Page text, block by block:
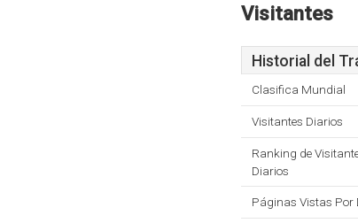
Visitantes
Historial del
Clasifica Mundial
Visitantes Diarios
Ranking de
Diarios
Páginas Vistas Por